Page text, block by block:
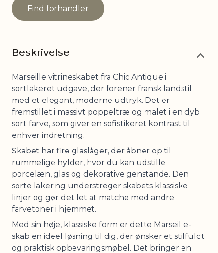
Find forhandler
Beskrivelse
Marseille vitrineskabet fra Chic Antique i
sortlakeret udgave, der forener fransk landstil
med et elegant, moderne udtryk. Det er
fremstillet i massivt poppeltræ og malet i en dyb
sort farve, som giver en sofistikeret kontrast til
enhver indretning.
Skabet har fire glaslåger, der åbner op til
rummelige hylder, hvor du kan udstille
porcelæn, glas og dekorative genstande. Den
sorte lakering understreger skabets klassiske
linjer og gør det let at matche med andre
farvetoner i hjemmet.
Med sin høje, klassiske form er dette Marseille-
skab en ideel løsning til dig, der ønsker et stilfuldt
og praktisk opbevaringsmøbel. Det bringer en